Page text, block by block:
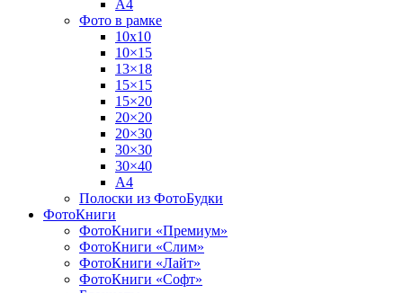
А4
Фото в рамке
10х10
10×15
13×18
15×15
15×20
20×20
20×30
30×30
30×40
A4
Полоски из ФотоБудки
ФотоКниги
ФотоКниги «Премиум»
ФотоКниги «Слим»
ФотоКниги «Лайт»
ФотоКниги «Софт»